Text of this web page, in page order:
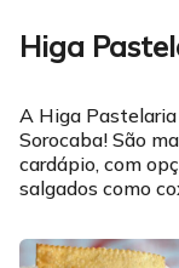
Higa
A Higa
Sorocaba! São
cardápio, com
salgados como